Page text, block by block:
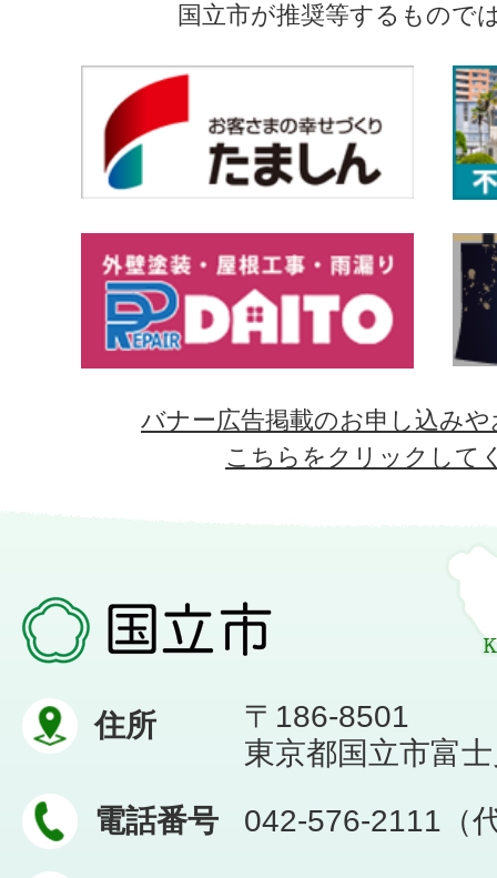
国立市が推奨等するもので
バナー広告掲載のお申し込み
こちらをクリックして
住所
〒186-8501
東京都国立市富
電話番号
042-576-2111（